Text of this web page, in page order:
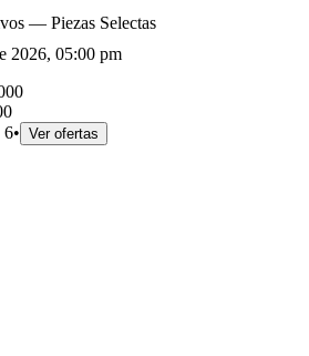
— Piezas Selectas
2026, 05:00 pm
6• Ver ofertas